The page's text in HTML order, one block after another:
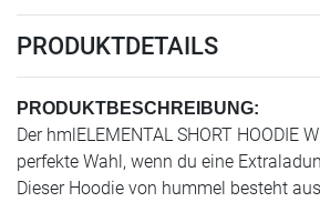
PRODUKTDETAILS
PRODUKTBESCHREIBUNG:
Der hmlELEMENTAL SHORT HOODIE
perfekte Wahl, wenn du eine
Dieser Hoodie von hummel besteht